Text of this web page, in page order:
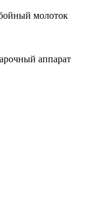
молоток
аппарат